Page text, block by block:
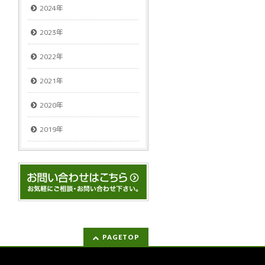
2024年
2023年
2022年
2021年
2020年
2019年
PAGETOP